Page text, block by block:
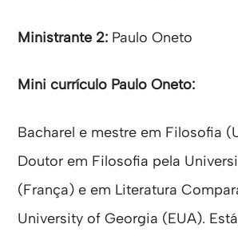
Ministrante 2: Paulo Oneto
Mini currículo Paulo Oneto:
Bacharel e mestre em Filosofia
Doutor em Filosofia pela
(França) e em Literatura
University of Georgia (EUA).